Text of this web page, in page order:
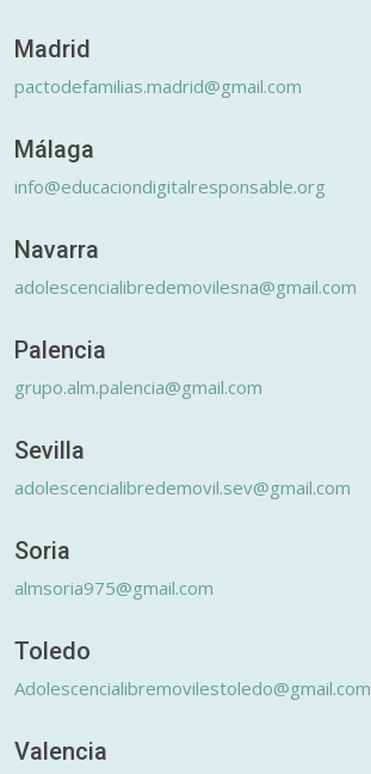
Madrid
pactodefamilias.madrid@gmail.com
Málaga
info@educaciondigitalresponsable.org
Navarra
adolescencialibredemovilesna@gmail.com
Palencia
grupo.alm.palencia@gmail.com
Sevilla
adolescencialibredemovil.sev@gmail.com
Soria
almsoria975@gmail.com
Toledo
Adolescencialibremovilestoledo@gmail.com
Valencia